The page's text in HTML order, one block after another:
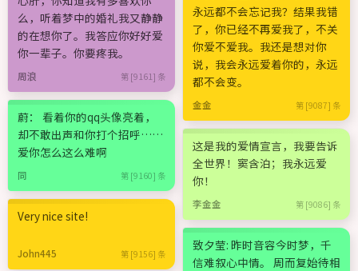
么，听着梦中的婚礼我又静静
的在想你了。我答应你好好爱
你一辈子。你要疼我。
周浪 第 [9161] 条
蔚： 看着你的qq头像亮着，
却不敢出声和你打个招呼……
爱你怎么这么难啊
同 第 [9160] 条
Very nice site!
John445 第 [9156] 条
永远都不会忘记我？结果我错
了，你已经不再爱我了，不关
你爱不爱我。我还是想对你
说，我会永远爱着你的，永远
都不会变。
金金 第 [9087] 条
这是我的爱情宣言，我要告诉
全世界！窦含泊；我永远爱
你！
李金金 第 [9086] 条
致夕莹: 昨时音容今时梦，千
信难叙心中情。 周而复始待相